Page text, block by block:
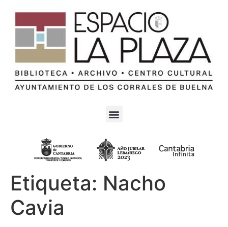
Etiqueta: Nacho
Cavia